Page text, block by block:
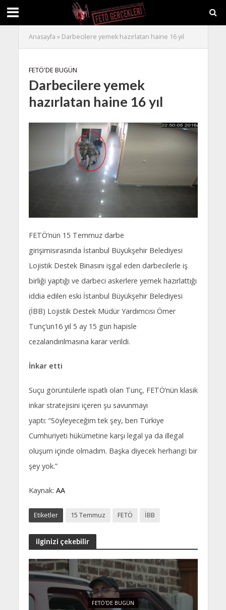
Anasayfa » Darbecilere yemek hazırlatan haine 16 yıl
FETÖ'DE BUGÜN
Darbecilere yemek
hazırlatan haine 16 yıl
FETÖ’nün 15 Temmuz darbe
girişimisırasında İstanbul Büyükşehir Belediyesi
Lojistik Destek Binasını işgal eden darbecilerle iş
birliği yaptığı ve darbeci askerlere yemek hazırlattığı
iddia edilen eski İstanbul Büyükşehir Belediyesi
(İBB) Lojistik Destek Müdür Yardımcısı Ömer
Tunç’un16 yıl 5 ay 15 gün hapisle
cezalandırılmasına karar verildi.
İnkar etti
Suçu görüntülerle ispatlı olan Tunç, FETÖ’nün klasik
inkar stratejisini içeren şu savunmayı
yaptı: “Söyleyeceğim tek şey, ben Türkiye
Cumhuriyeti hükümetine karşı legal ya da illegal
oluşum içinde olmadım. Başka diyecek herhangi bir
şey yok.”
Kaynak: AA
Etiketler 15 Temmuz FETÖ İBB
ilginizi çekebilir
FETÖ'DE BUGÜN